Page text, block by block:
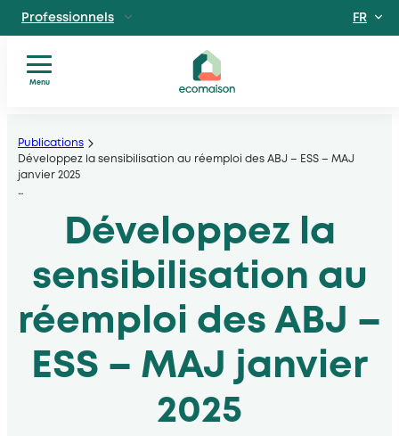
au
contenu
Particuliers
Site dédié aux particuliers
Professionnels
Acteurs solidaires, collectivités locales, opérateurs
FR
Menu
êtes
Nos
Actualités
Documents
utiles
Publications
Développez la sensibilisation au réemploi des ABJ – ESS – MAJ
janvier 2025
…
Développez la
sensibilisation au
réemploi des ABJ –
ESS – MAJ janvier
2025